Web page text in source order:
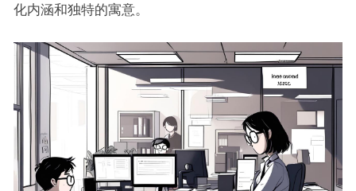
化内涵和独特的寓意。